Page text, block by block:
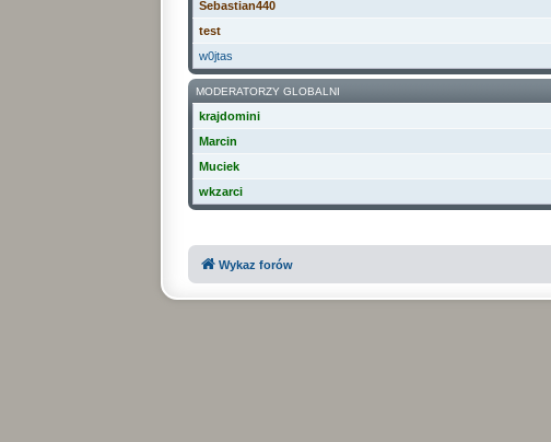
Sebastian440
test
w0jtas
MODERATORZY GLOBALNI
krajdomini
Marcin
Muciek
wkzarci
Wykaz forów